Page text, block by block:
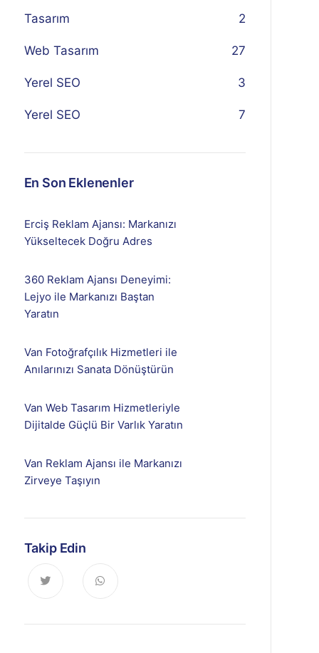
Tasarım 2
Web Tasarım 27
Yerel SEO 3
Yerel SEO 7
En Son Eklenenler
Erciş Reklam Ajansı: Markanızı
Yükseltecek Doğru Adres
360 Reklam Ajansı Deneyimi:
Lejyo ile Markanızı Baştan
Yaratın
Van Fotoğrafçılık Hizmetleri ile
Anılarınızı Sanata Dönüştürün
Van Web Tasarım Hizmetleriyle
Dijitalde Güçlü Bir Varlık Yaratın
Van Reklam Ajansı ile Markanızı
Zirveye Taşıyın
Takip Edin